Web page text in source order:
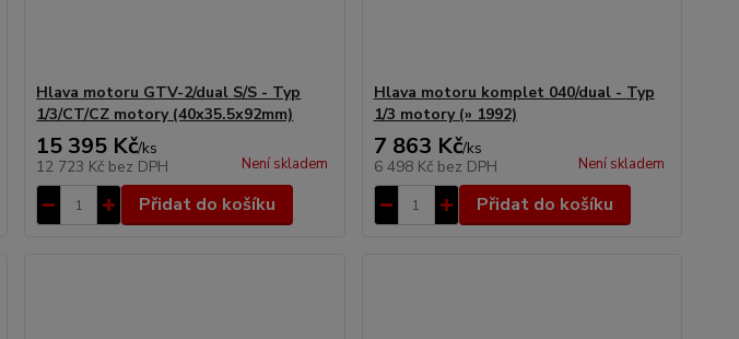
Hlava motoru GTV-2/dual S/S - Typ
1/3/CT/CZ motory (40x35.5x92mm)
15 395 Kč/ks
12 723 Kč bez DPH Není skladem
Přidat do košíku
Hlava motoru komplet 040/dual - Typ
1/3 motory (» 1992)
7 863 Kč/ks
6 498 Kč bez DPH Není skladem
Přidat do košíku